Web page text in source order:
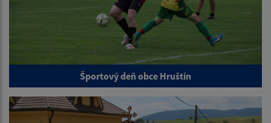
Športový deň obce Hruštín